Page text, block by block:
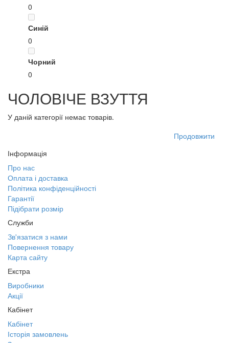
0
Синій
0
Чорний
0
ЧОЛОВІЧЕ ВЗУТТЯ
У даній категорії немає товарів.
Продовжити
Інформація
Про нас
Оплата і доставка
Політика конфіденційності
Гарантії
Підібрати розмір
Служби
Зв'язатися з нами
Повернення товару
Карта сайту
Екстра
Виробники
Акції
Кабінет
Кабінет
Історія замовлень